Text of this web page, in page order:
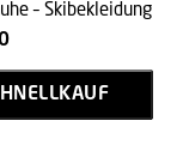
– Skibekleidung